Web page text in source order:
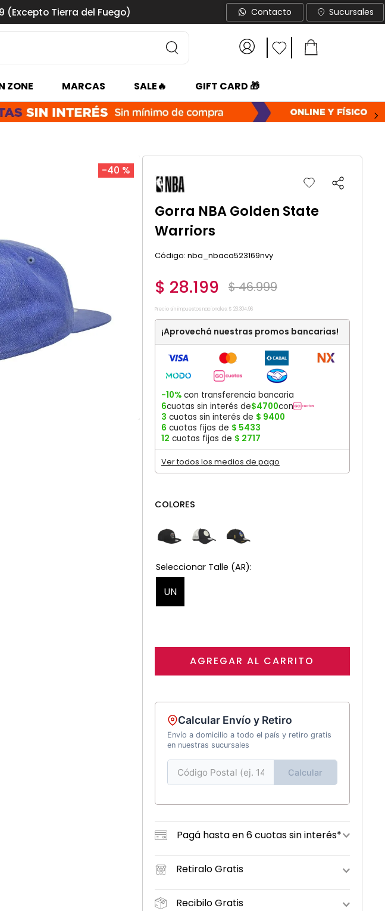
(Excepto Tierra del Fuego) Contacto Sucursales
ZONE MARCAS SALE🔥 GIFT CARD 🎁
-40 %
Gorra NBA Golden State
Warriors
: nba_nbaca523169nvy
$ 28.199 $46.999
Precio sin impuestos nacionales: $ 23.304,96
¡Aprovechá nuestras promos bancarias!
-10%con transferencia bancaria
6cuotas sin interés de$4700con
3 cuotas sin interés de $ 9400
6 cuotas fijas de $ 5433
12 cuotas fijas de $ 2717
Ver todos los medios de pago
COLORES
UN
AGREGAR AL CARRITO
Calcular Envío y Retiro
Envío a domicilio a todo el país y retiro gratis
en nuestras sucursales
Calcular
Pagá hasta en 6 cuotas sin interés*
Retiralo Gratis
Recibilo Gratis